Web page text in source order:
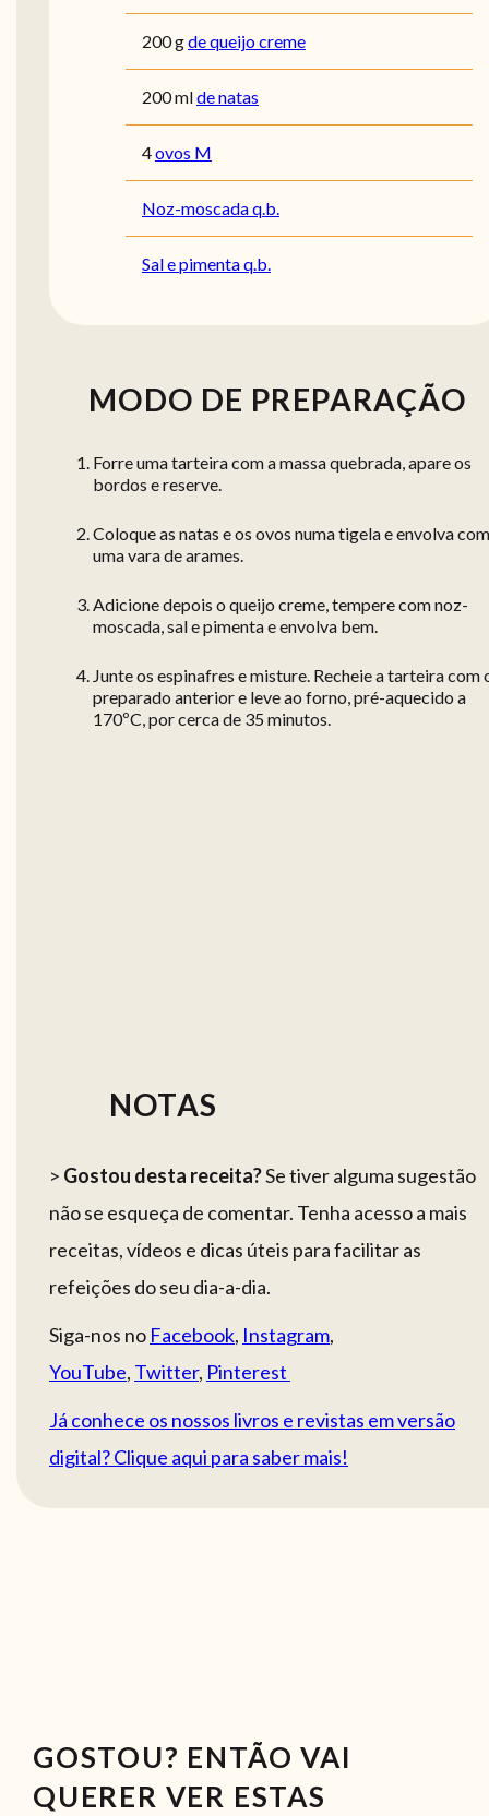
200gde queijo creme
200mlde natas
4ovos M
Noz-moscada q.b.
Sal e pimenta q.b.
MODO DE PREPARAÇÃO
Forre uma tarteira com a massa quebrada, apare os
bordos e reserve.
Coloque as natas e os ovos numa tigela e envolva com
uma vara de arames.
Adicione depois o queijo creme, tempere com noz-
moscada, sal e pimenta e envolva bem.
Junte os espinafres e misture. Recheie a tarteira com
preparado anterior e leve ao forno, pré-aquecido a
170ºC, por cerca de 35 minutos.
NOTAS
> Gostou desta receita?Se tiver alguma sugestão
não se esqueça de comentar. Tenha acesso a mais
receitas, vídeos e dicas úteis para facilitar as
refeições do seu dia-a-dia.
Siga-nos no Facebook, Instagram,
YouTube, Twitter, Pinterest
Já conhece os nossos livros e revistas em versão
digital? Clique aqui para saber mais!
GOSTOU? ENTÃO VAI
QUERER VER ESTAS